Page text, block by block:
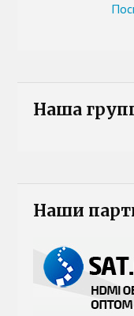
Наша
Наши